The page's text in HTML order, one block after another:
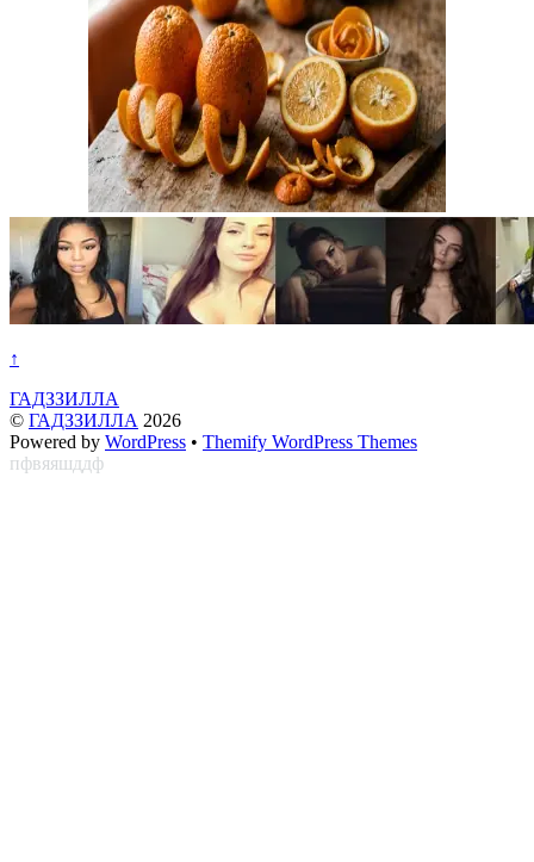
↑
ГАДЗЗИЛЛА
© ГАДЗЗИЛЛА 2026
Powered by WordPress • Themify WordPress Themes
пфвяяшддф